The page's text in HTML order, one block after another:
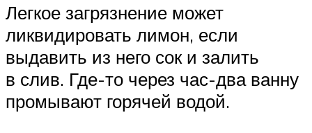
Легкое загрязнение может
ликвидировать лимон, если
выдавить из него сок и залить
в слив. Где-то через час-два ванну
промывают горячей водой.